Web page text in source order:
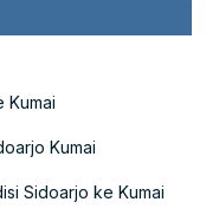
Kumai
Kumai
Sidoarjo ke Kumai